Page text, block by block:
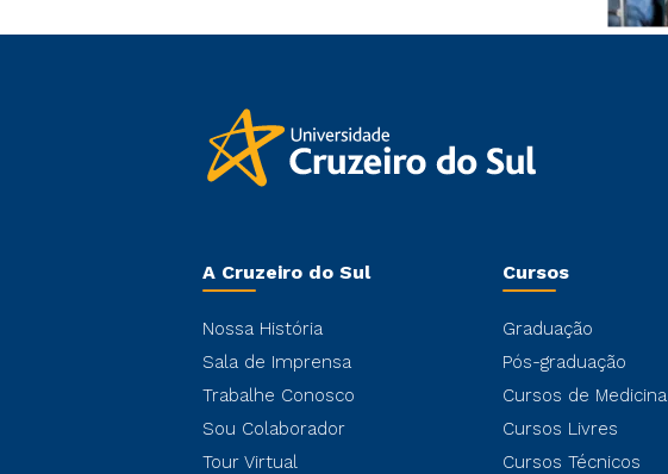
A Cruzeiro do Sul
Nossa História
Sala de Imprensa
Trabalhe Conosco
Sou Colaborador
Tour Virtual
Cursos
Graduação
Pós-graduação
Cursos de Medicina
Cursos Livres
Cursos Técnicos